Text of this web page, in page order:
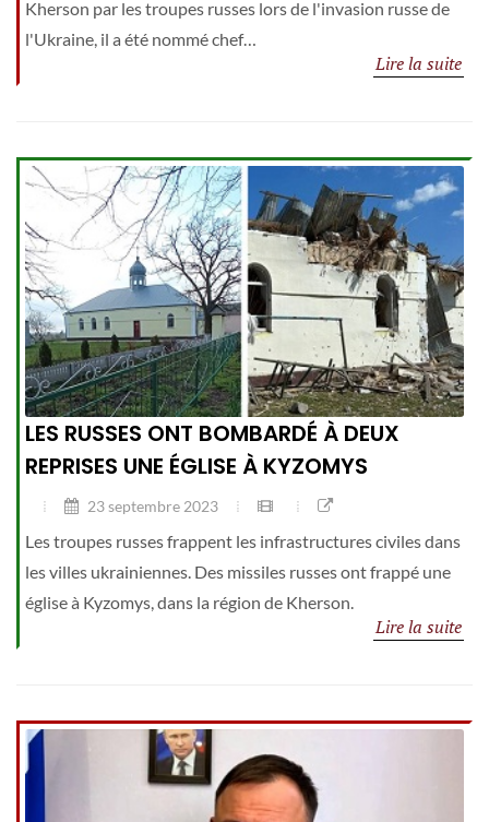
Kherson par les troupes russes lors de l'invasion russe de
l'Ukraine, il a été nommé chef…
Lire la suite
LES RUSSES ONT BOMBARDÉ À DEUX
REPRISES UNE ÉGLISE À KYZOMYS
23 septembre 2023
Les troupes russes frappent les infrastructures civiles dans
les villes ukrainiennes. Des missiles russes ont frappé une
église à Kyzomys, dans la région de Kherson.
Lire la suite